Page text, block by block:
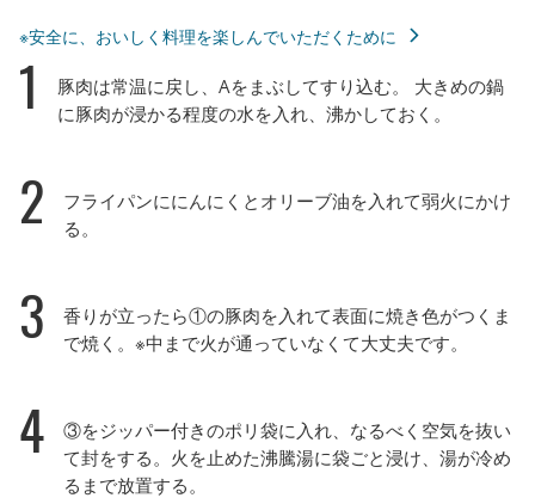
※安全に、おいしく料理を楽しんでいただくために
1
豚肉は常温に戻し、Aをまぶしてすり込む。 大きめの鍋
に豚肉が浸かる程度の水を入れ、沸かしておく。
2
フライパンににんにくとオリーブ油を入れて弱火にかけ
る。
3
香りが立ったら①の豚肉を入れて表面に焼き色がつくま
で焼く。※中まで火が通っていなくて大丈夫です。
4
③をジッパー付きのポリ袋に入れ、なるべく空気を抜い
て封をする。火を止めた沸騰湯に袋ごと浸け、湯が冷め
るまで放置する。